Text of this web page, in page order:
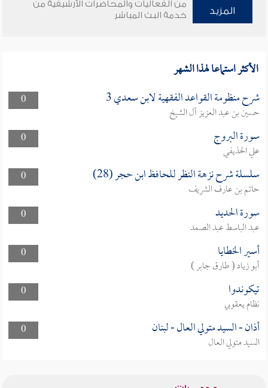
المزيد
من الفعاليات والمحاضرات الأرشيفية من
خدمة البث المباشر
الأكثر استماعا لهذا الشهر
0 شرح منظومة القواعد الفقهية لابن سعدي 3
حسين بن عبد العزيز آل الشيخ
0
سورة البروج
علي الحذيفي
0
سلسلة شرح نزهة النظر للحافظ ابن حجر (28)
حاتم بن عارف الشريف
0
سورة الحديد
عبد الباسط عبد الصمد
0
أسير الخطايا
أبو زياد ( طارق جابر )
0
تيكوندوا
نظام يعقوبي
0
أذان - السيد متولي العال - لبنان
السيد متولي العال